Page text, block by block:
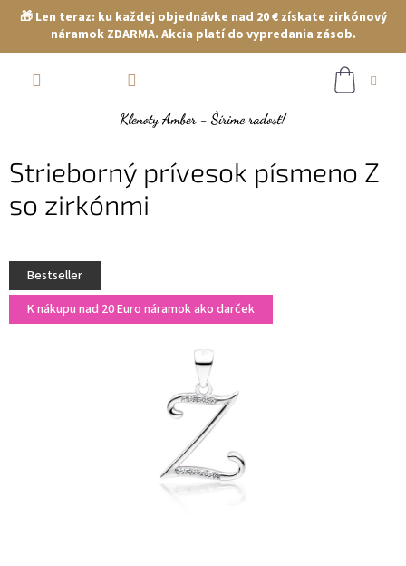
🎁 Len teraz: ku každej objednávke nad 20 € získate zirkónový
náramok ZDARMA. Akcia platí do vypredania zásob.
Strieborný prívesok písmeno Z
so zirkónmi
Bestseller
K nákupu nad 20 Euro náramok ako darček